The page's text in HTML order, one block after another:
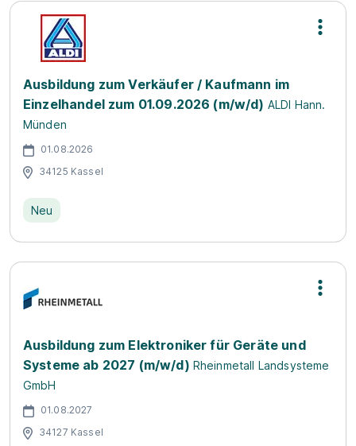
Ausbildung zum Verkäufer / Kaufmann im
Einzelhandel zum 01.09.2026 (m/w/d) ALDI Hann.
Münden
01.08.2026
34125 Kassel
Neu
Ausbildung zum Elektroniker für Geräte und
Systeme ab 2027 (m/w/d) Rheinmetall Landsysteme
GmbH
01.08.2027
34127 Kassel